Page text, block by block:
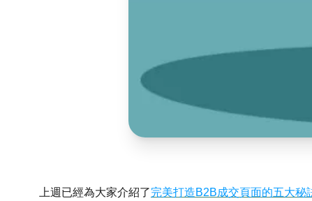
上週已經為大家介紹了完美打造B2B成交頁面的五大秘